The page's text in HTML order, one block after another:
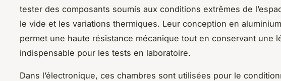
tester des composants soumis aux conditions extrêmes de
le vide et les variations thermiques. Leur conception en
permet une haute résistance mécanique tout en conservant une
indispensable pour les tests en laboratoire.
Dans l’électronique, ces chambres sont utilisées pour le